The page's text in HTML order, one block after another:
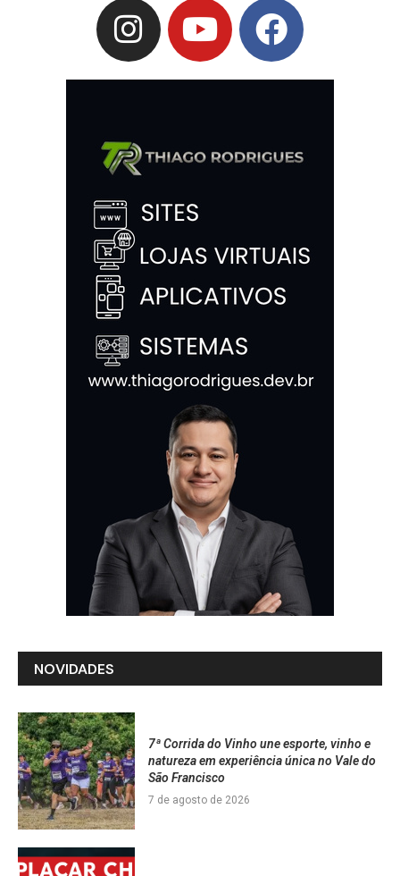
NOVIDADES
7ª Corrida do Vinho une esporte, vinho e
natureza em experiência única no Vale do
São Francisco
7 de agosto de 2026